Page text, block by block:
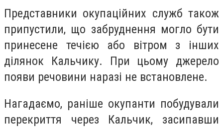
Представники окупаційних служб також
припустили, що забруднення могло бути
принесене течією або вітром з інших
ділянок Кальчику. При цьому джерело
появи речовини наразі не встановлене.
Нагадаємо, раніше окупанти побудували
перекриття через Кальчик, засипавши